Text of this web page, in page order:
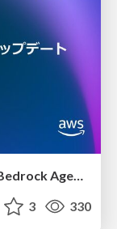
NYC Summit 2026 における Amazon Bedrock AgentCore のアップデート
3 330